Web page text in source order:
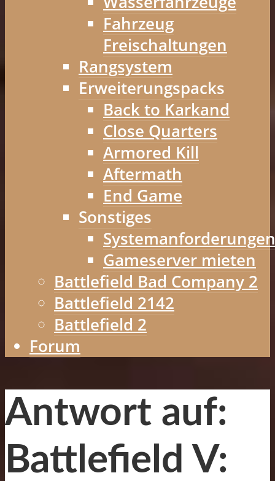
Fahrzeug
Freischaltungen
Rangsystem
Erweiterungspacks
Back to Karkand
Close Quarters
Armored Kill
Aftermath
End Game
Sonstiges
Systemanforderungen
Gameserver mieten
Battlefield Bad Company 2
Battlefield 2142
Battlefield 2
Forum
Antwort auf:
Battlefield V: